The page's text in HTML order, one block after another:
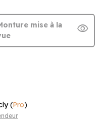
mise à la
visibility
(Pro)